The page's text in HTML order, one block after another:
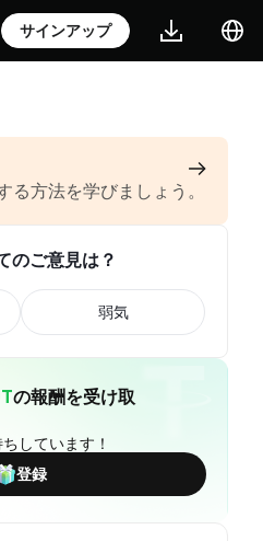
サインアップ
る方法を学びましょう。
のご意見は？
弱気
の報酬を受け取
しています！
登録